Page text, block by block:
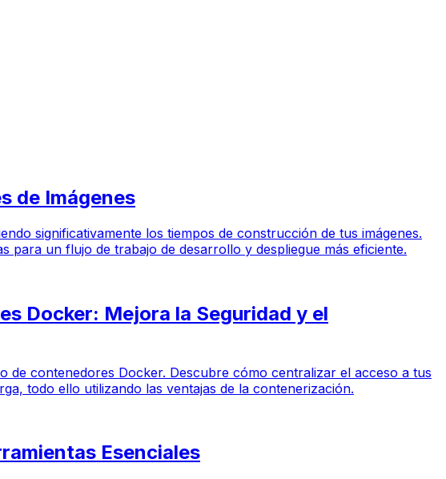
de Imágenes
significativamente los tiempos de construcción de tus imágenes.
un flujo de trabajo de desarrollo y despliegue más eficiente.
Docker: Mejora la Seguridad y el
contenedores Docker. Descubre cómo centralizar el acceso a tus
todo ello utilizando las ventajas de la contenerización.
Esenciales